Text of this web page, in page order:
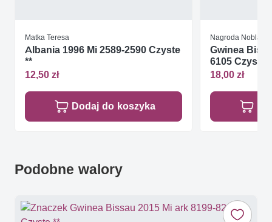
Matka Teresa
Albania 1996 Mi 2589-2590 Czyste
**
12,50 zł
Dodaj do koszyka
Nagroda Nobla
Gwinea
6105 Czyste
18,00 zł
Podobne walory